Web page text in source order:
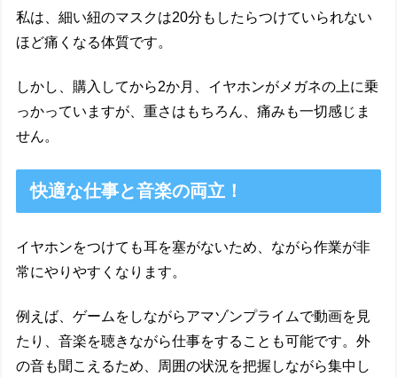
私は、細い紐のマスクは20分もしたらつけていられない
ほど痛くなる体質です。
しかし、購入してから2か月、イヤホンがメガネの上に乗
っかっていますが、重さはもちろん、痛みも一切感じま
せん。
快適な仕事と音楽の両立！
イヤホンをつけても耳を塞がないため、ながら作業が非
常にやりやすくなります。
例えば、ゲームをしながらアマゾンプライムで動画を見
たり、音楽を聴きながら仕事をすることも可能です。外
の音も聞こえるため、周囲の状況を把握しながら集中し